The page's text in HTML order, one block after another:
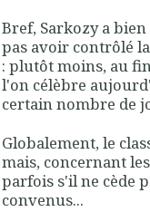
Bref, Sarkozy a
pas avoir contrôlé
: plutôt moins, au
l'on célèbre
certain nombre de
Globalement, le
mais, concernant
parfois s'il ne cède
convenus...